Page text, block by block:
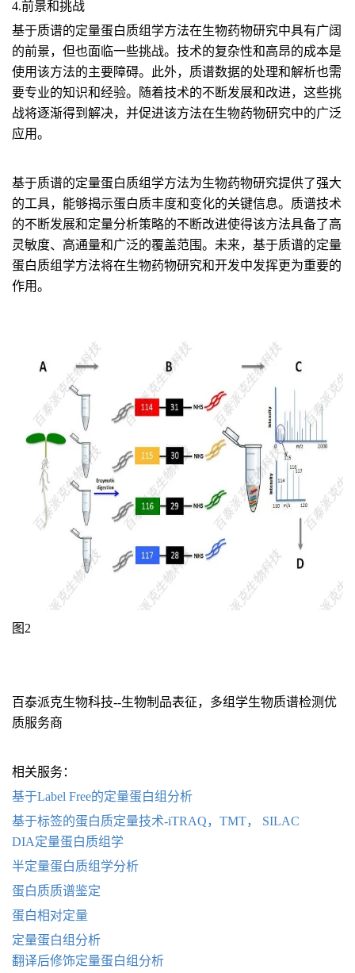
4.前景和挑战
基于质谱的定量蛋白质组学方法在生物药物研究中具有广阔
的前景，但也面临一些挑战。技术的复杂性和高昂的成本是
使用该方法的主要障碍。此外，质谱数据的处理和解析也需
要专业的知识和经验。随着技术的不断发展和改进，这些挑
战将逐渐得到解决，并促进该方法在生物药物研究中的广泛
应用。
基于质谱的定量蛋白质组学方法为生物药物研究提供了强大
的工具，能够揭示蛋白质丰度和变化的关键信息。质谱技术
的不断发展和定量分析策略的不断改进使得该方法具备了高
灵敏度、高通量和广泛的覆盖范围。未来，基于质谱的定量
蛋白质组学方法将在生物药物研究和开发中发挥更为重要的
作用。
图2
百泰派克生物科技--生物制品表征，多组学生物质谱检测优
质服务商
相关服务：
基于Label Free的定量蛋白组分析
基于标签的蛋白质定量技术-iTRAQ，TMT， SILAC
DIA定量蛋白质组学
半定量蛋白质组学分析
蛋白质质谱鉴定
蛋白相对定量
定量蛋白组分析
翻译后修饰定量蛋白组分析